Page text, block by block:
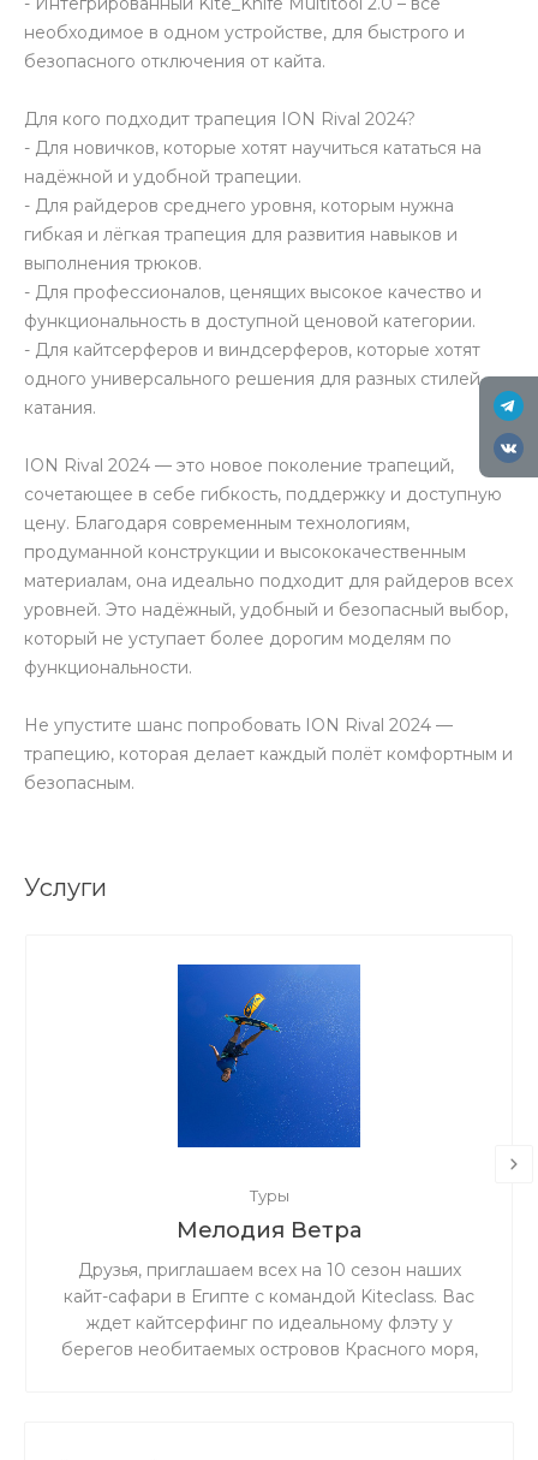
необходимое в одном устройстве, для быстрого и
безопасного отключения от кайта.
Для кого подходит трапеция ION Rival 2024?
- Для новичков, которые хотят научиться кататься на
надёжной и удобной трапеции.
- Для райдеров среднего уровня, которым нужна
гибкая и лёгкая трапеция для развития навыков и
выполнения трюков.
- Для профессионалов, ценящих высокое качество и
функциональность в доступной ценовой категории.
- Для кайтсерферов и виндсерферов, которые хотят
одного универсального решения для разных стилей
катания.
ION Rival 2024 — это новое поколение трапеций,
сочетающее в себе гибкость, поддержку и доступную
цену. Благодаря современным технологиям,
продуманной конструкции и высококачественным
материалам, она идеально подходит для райдеров всех
уровней. Это надёжный, удобный и безопасный выбор,
который не уступает более дорогим моделям по
функциональности.
Не упустите шанс попробовать ION Rival 2024 —
трапецию, которая делает каждый полёт комфортным и
безопасным.
Услуги
Туры
Мелодия Ветра
Друзья, приглашаем всех на 10 сезон наших
кайт-сафари в Египте с командой Kiteclass. Вас
ждет кайтсерфинг по идеальному флэту у
берегов необитаемых островов Красного моря,